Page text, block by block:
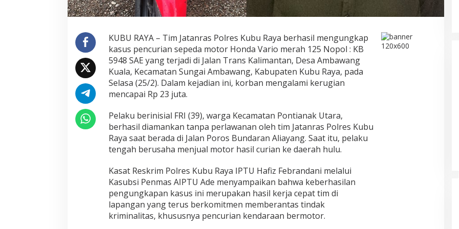
e
d
a
n
T
a
n
g
a
p
P
e
l
k
u
d
i
B
u
KUBU RAYA – Tim Jatanras Polres Kubu Raya berhasil mengungkap
kasus pencurian sepeda motor Honda Vario merah 125 Nopol : KB
5948 SAE yang terjadi di Jalan Trans Kalimantan, Desa Ambawang
Kuala, Kecamatan Sungai Ambawang, Kabupaten Kubu Raya, pada
Selasa (25/2). Dalam kejadian ini, korban mengalami kerugian
mencapai Rp 23 juta.
Pelaku berinisial FRI (39), warga Kecamatan Pontianak Utara,
berhasil diamankan tanpa perlawanan oleh tim Jatanras Polres Kubu
Raya saat berada di Jalan Poros Bundaran Aliayang. Saat itu, pelaku
tengah berusaha menjual motor hasil curian ke daerah hulu.
Kasat Reskrim Polres Kubu Raya IPTU Hafiz Febrandani melalui
Kasubsi Penmas AIPTU Ade menyampaikan bahwa keberhasilan
pengungkapan kasus ini merupakan hasil kerja cepat tim di
lapangan yang terus berkomitmen memberantas tindak
kriminalitas, khususnya pencurian kendaraan bermotor.
Pilu Remaja 15 Tahun di Kubu Raya
yang Menjadi Korban Ayah
Kandung
Di KRIMINAL April 14, 2026